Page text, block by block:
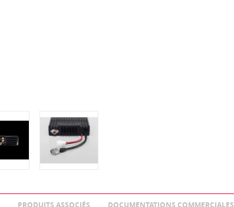
PRODUITS ASSOCIÉS DOCUMENTATIONS COMMERCIALES